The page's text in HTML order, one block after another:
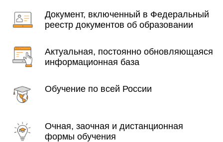
Документ, включенный в Федеральный
реестр документов об образовании
Актуальная, постоянно обновляющаяся
информационная база
Обучение по всей России
Очная, заочная и дистанционная
формы обучения